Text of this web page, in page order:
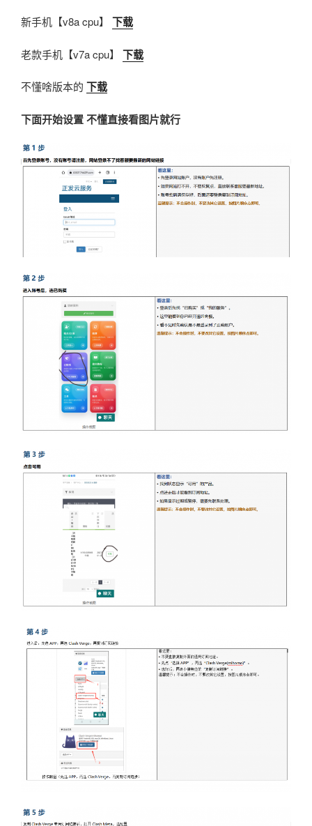
新手机【v8a cpu】 下载
老款手机【v7a cpu】 下载
不懂啥版本的 下载
下面开始设置 不懂直接看图片就行